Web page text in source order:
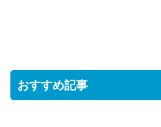
おすすめ記事